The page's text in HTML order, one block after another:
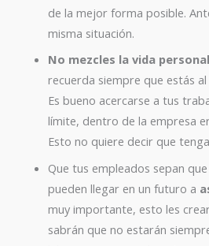
de la mejor forma posible.
misma situación.
No mezcles la vida
recuerda siempre que estás
Es bueno acercarse a tus
límite, dentro de la empresa
Esto no quiere decir que
Que tus empleados sepan
pueden llegar en un futuro a
muy importante, esto les
sabrán que no estarán